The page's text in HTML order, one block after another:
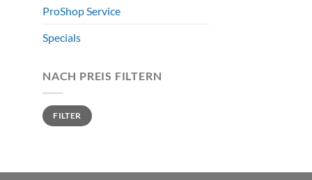
ProShop Service
Specials
NACH PREIS FILTERN
Min.
Preis
Max.
PreisFILTER